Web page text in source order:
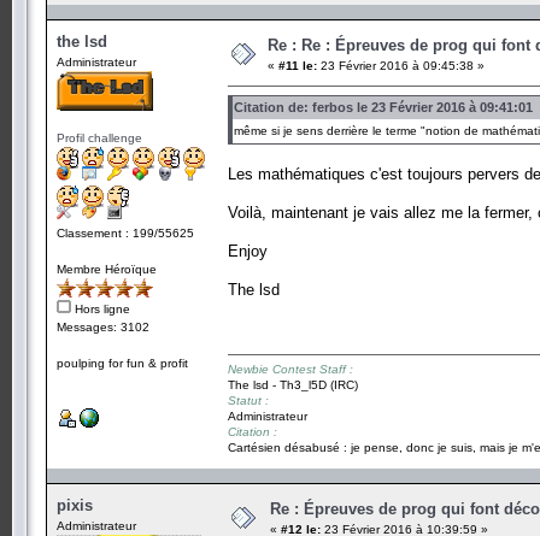
the lsd
Administrateur
Profil challenge
Classement : 199/55625
Membre Héroïque
Hors ligne
Messages: 3102
poulping for fun & profit
Re : Re : Épreuves de prog qui
« #11 le: 23 Février 2016 à 09:45:38 »
Citation de: ferbos le 23 Février 2016 à 09:41:01
même si je sens derrière le terme "notion de
Les mathématiques c'est toujours pervers
Voilà, maintenant je vais allez me la
Enjoy
The lsd
Newbie Contest Staff :
The lsd - Th3_l5D (IRC)
Statut :
Administrateur
Citation :
Cartésien désabusé : je pense, donc je suis, mais je
pixis
Administrateur
Re : Épreuves de prog qui font
« #12 le: 23 Février 2016 à 10:39:59 »